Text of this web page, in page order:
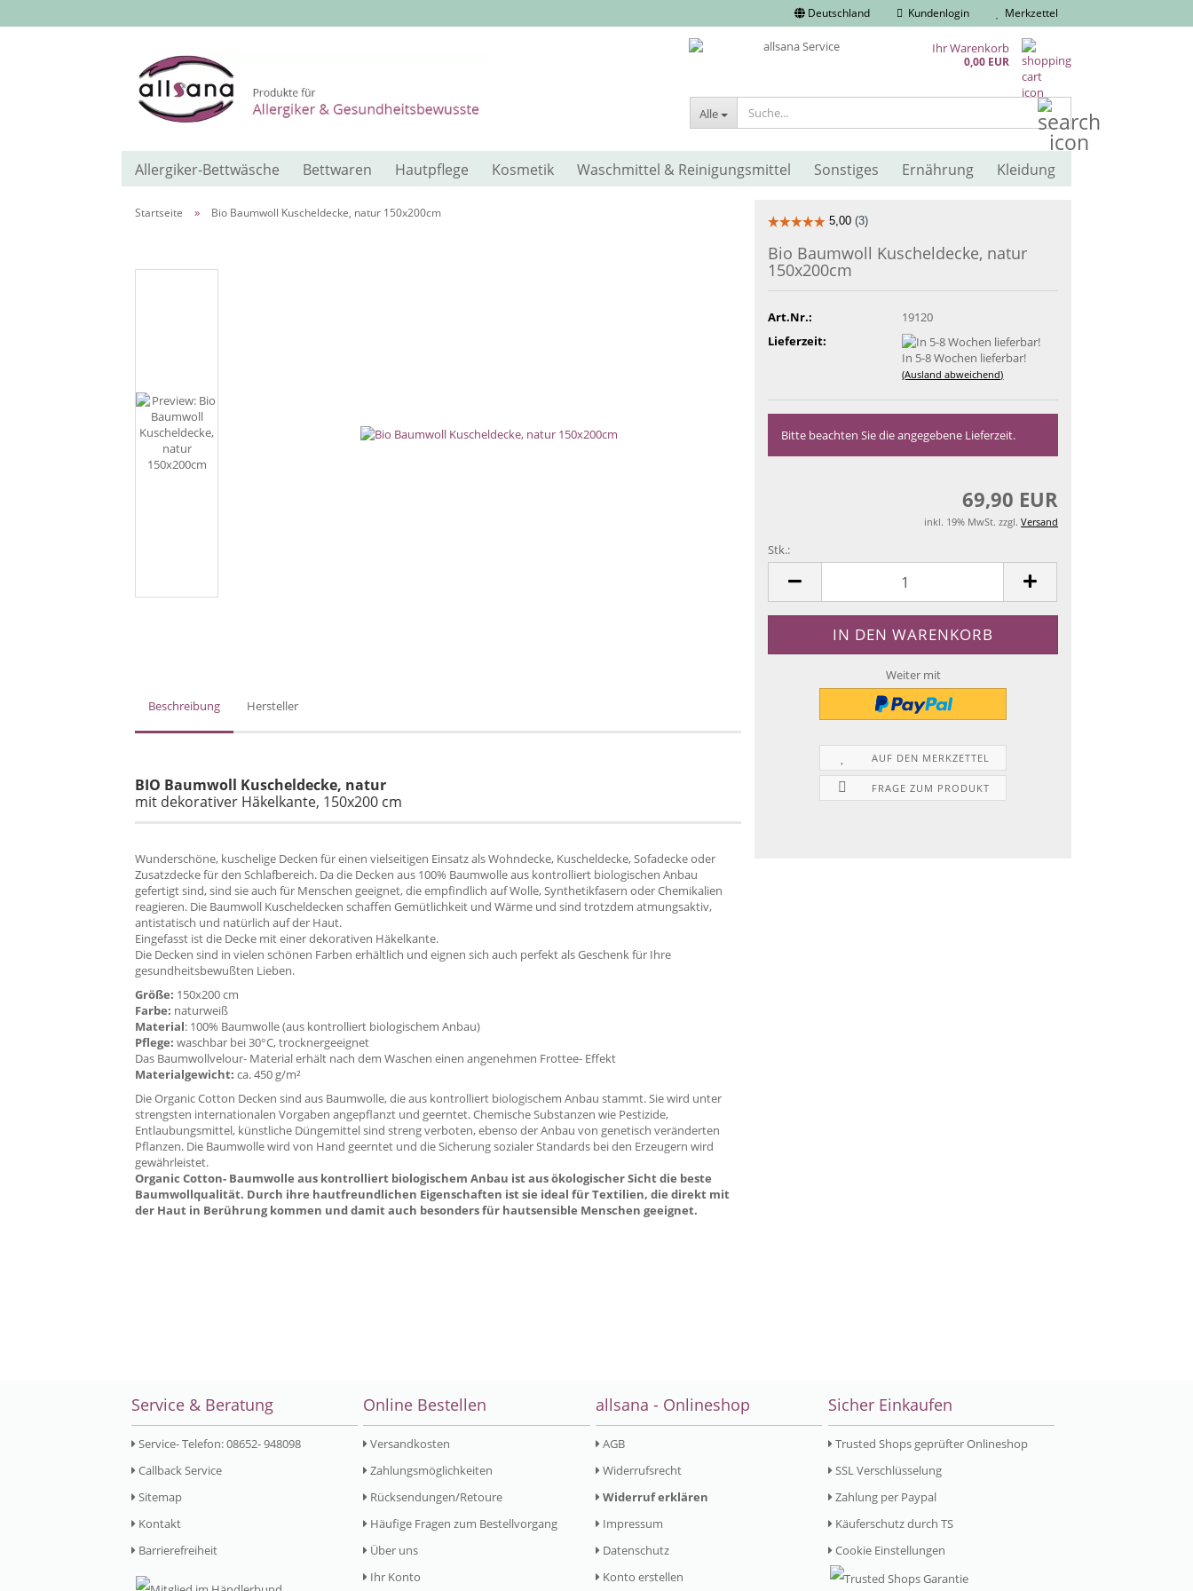
Deutschland Kundenlogin Merkzettel
Alle
Ihr Warenkorb
0,00 EUR
Allergiker-Bettwäsche Bettwaren Hautpflege Kosmetik Waschmittel & Reinigungsmittel Sonstiges Ernährung Kleidung
Startseite » Bio Baumwoll Kuscheldecke, natur 150x200cm
Bio Baumwoll Kuscheldecke, natur
150x200cm
Art.Nr.:
19120
Lieferzeit:
In 5-8 Wochen lieferbar!
(Ausland abweichend)
Bitte beachten Sie die angegebene Lieferzeit.
69,90 EUR
inkl. 19% MwSt. zzgl. Versand
Stk.:
Weiter mit
AUF DEN MERKZETTEL
FRAGE ZUM PRODUKT
Beschreibung Hersteller
BIO Baumwoll Kuscheldecke, natur
mit dekorativer Häkelkante, 150x200 cm
Wunderschöne, kuschelige Decken für einen vielseitigen Einsatz als Wohndecke, Kuscheldecke, Sofadecke oder
Zusatzdecke für den Schlafbereich. Da die Decken aus 100% Baumwolle aus kontrolliert biologischen Anbau
gefertigt sind, sind sie auch für Menschen geeignet, die empfindlich auf Wolle, Synthetikfasern oder Chemikalien
reagieren. Die Baumwoll Kuscheldecken schaffen Gemütlichkeit und Wärme und sind trotzdem atmungsaktiv,
antistatisch und natürlich auf der Haut.
Eingefasst ist die Decke mit einer dekorativen Häkelkante.
Die Decken sind in vielen schönen Farben erhältlich und eignen sich auch perfekt als Geschenk für Ihre
gesundheitsbewußten Lieben.
Größe: 150x200 cm
Farbe: naturweiß
Material: 100% Baumwolle (aus kontrolliert biologischem Anbau)
Pflege: waschbar bei 30°C, trocknergeeignet
Das Baumwollvelour- Material erhält nach dem Waschen einen angenehmen Frottee- Effekt
Materialgewicht: ca. 450 g/m²
Die Organic Cotton Decken sind aus Baumwolle, die aus kontrolliert biologischem Anbau stammt. Sie wird unter
strengsten internationalen Vorgaben angepflanzt und geerntet. Chemische Substanzen wie Pestizide,
Entlaubungsmittel, künstliche Düngemittel sind streng verboten, ebenso der Anbau von genetisch veränderten
Pflanzen. Die Baumwolle wird von Hand geerntet und die Sicherung sozialer Standards bei den Erzeugern wird
gewährleistet.
Organic Cotton- Baumwolle aus kontrolliert biologischem Anbau ist aus ökologischer Sicht die beste
Baumwollqualität. Durch ihre hautfreundlichen Eigenschaften ist sie ideal für Textilien, die direkt mit
der Haut in Berührung kommen und damit auch besonders für hautsensible Menschen geeignet.
Service & Beratung
Service- Telefon: 08652- 948098
Callback Service
Sitemap
Kontakt
Barrierefreiheit
Online Bestellen
Versandkosten
Zahlungsmöglichkeiten
Rücksendungen/Retoure
Häufige Fragen zum Bestellvorgang
Über uns
Ihr Konto
allsana - Onlineshop
AGB
Widerrufsrecht
Widerruf erklären
Impressum
Datenschutz
Konto erstellen
Sicher Einkaufen
Trusted Shops geprüfter Onlineshop
SSL Verschlüsselung
Zahlung per Paypal
Käuferschutz durch TS
Cookie Einstellungen